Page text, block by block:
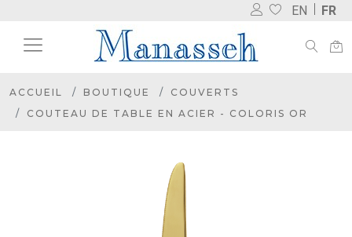
EN FR
ACCUEIL BOUTIQUE
COUVERTS
COUTEAU DE TABLE EN ACIER - COLORIS OR